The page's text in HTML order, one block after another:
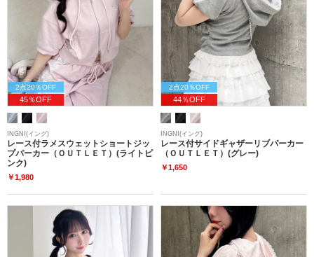
2点20％OFF
45％OFF
INGNI(イング)
レース付ラメスウェットショートジッ
プパーカー（ＯＵＴＬＥＴ）(ライトピ
ンク)
￥1,980
2点20％OFF
44％OFF
INGNI(イング)
レース付サイドギャザーリブパーカー
（ＯＵＴＬＥＴ）(グレー)
￥1,650